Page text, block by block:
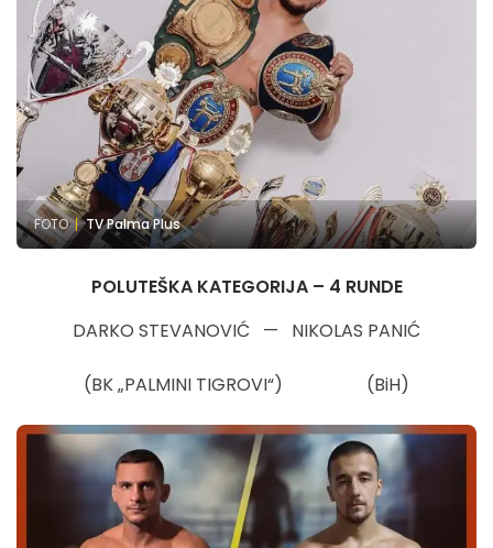
FOTO TV Palma Plus
POLUTEŠKA KATEGORIJA – 4 RUNDE
DARKO STEVANOVIĆ — NIKOLAS PANIĆ
(BK „PALMINI TIGROVI“) (BiH)